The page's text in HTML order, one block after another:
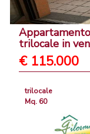
trilocale in
€ 115.000
trilocale
Mq. 60